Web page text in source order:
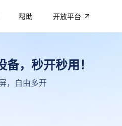
帮助 开放平台
，秒开秒用！
，自由多开